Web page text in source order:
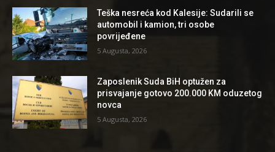
Teška nesreća kod Kalesije: Sudarili se
automobil i kamion, tri osobe
povrijeđene
5 Augusta, 2026
Zaposlenik Suda BiH optužen za
prisvajanje gotovo 200.000 KM oduzetog
novca
5 Augusta, 2026